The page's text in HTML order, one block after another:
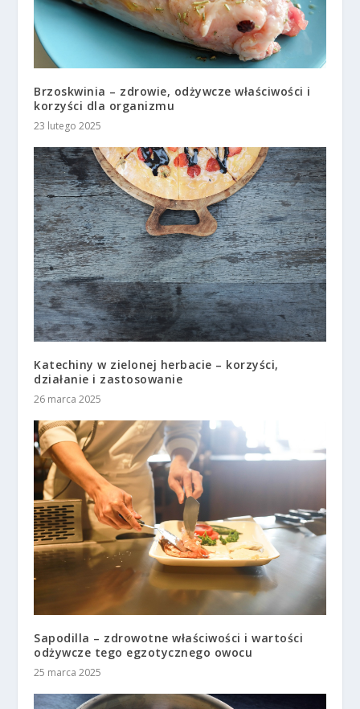
Brzoskwinia – zdrowie, odżywcze właściwości i
korzyści dla organizmu
23 lutego 2025
Katechiny w zielonej herbacie – korzyści,
działanie i zastosowanie
26 marca 2025
Sapodilla – zdrowotne właściwości i wartości
odżywcze tego egzotycznego owocu
25 marca 2025